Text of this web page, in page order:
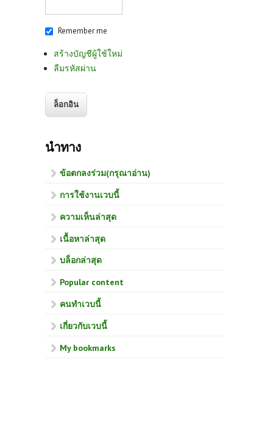
Remember me
สร้างบัญชีผู้ใช้ใหม่
ลืมรหัสผ่าน
นำทาง
ข้อตกลงร่วม(กรุณาอ่าน)
การใช้งานเวบนี้
ความเห็นล่าสุด
เนื้อหาล่าสุด
บล็อกล่าสุด
Popular content
คนทำเวบนี้
เกี่ยวกับเวบนี้
My bookmarks